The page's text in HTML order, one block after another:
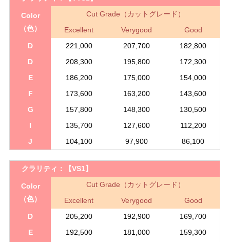
Color
（色）
Cut Grade（カットグレード）
Excellent
Verygood
Good
D
221,000 207,700
182,800
D
208,300 195,800
172,300
E
186,200 175,000
154,000
F
173,600 163,200
143,600
G
157,800 148,300
130,500
I
135,700 127,600
112,200
J
104,100 97,900 86,100
クラリティ： 【VS1】
Color
（色）
Cut Grade（カットグレード）
Excellent
Verygood
Good
D
205,200 192,900
169,700
E
192,500 181,000
159,300